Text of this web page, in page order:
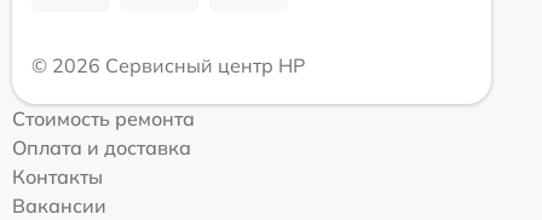
© 2026 Сервисный центр HP
Стоимость ремонта
Оплата и доставка
Контакты
Вакансии